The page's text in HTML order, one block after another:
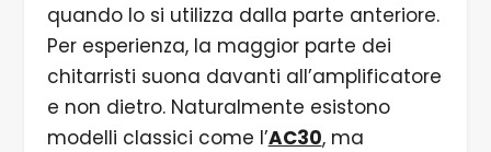
quando lo si utilizza dalla parte anteriore.
Per esperienza, la maggior parte dei
chitarristi suona davanti all’amplificatore
e non dietro. Naturalmente esistono
modelli classici come l’AC30, ma